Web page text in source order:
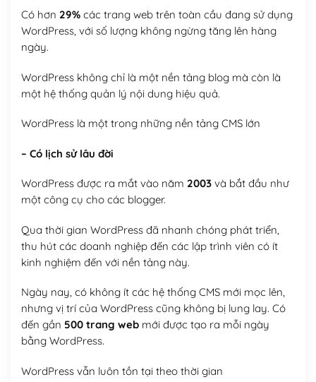
Có hơn 29%các trang web trên toàn cầu đang sử dụng
WordPress, với số lượng không ngừng tăng lên hàng
ngày.
WordPress không chỉ là một nền tảng blog mà còn là
một hệ thống quản lý nội dung hiệu quả.
WordPress là một trong những nền tảng CMS lớn
– Có lịch sử lâu đời
WordPress được ra mắt vào năm 2003và bắt đầu như
một công cụ cho các blogger.
Qua thời gian WordPress đã nhanh chóng phát triển,
thu hút các doanh nghiệp đến các lập trình viên có ít
kinh nghiệm đến với nền tảng này.
Ngày nay, có không ít các hệ thống CMS mới mọc lên,
nhưng vị trí của WordPress cũng không bị lung lay. Có
đến gần 500 trang webmới được tạo ra mỗi ngày
bằng WordPress.
WordPress vẫn luôn tồn tại theo thời gian